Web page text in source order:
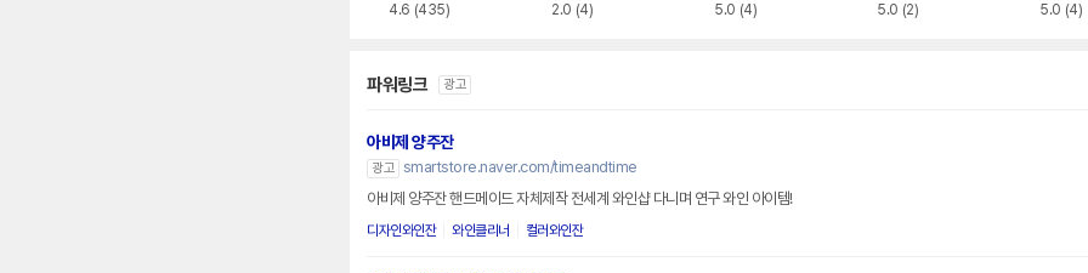
4.6 (435) 2.0 (4) 5.0 (4) 5.0 (2) 5.0 (4)
파워링크 광고
아비제 양주잔
광고 smartstore.naver.com/timeandtime
아비제 양주잔 핸드메이드 자체제작 전세계 와인샵 다니며 연구 와인 아이템!
디자인와인잔 와인클리너 컬러와인잔